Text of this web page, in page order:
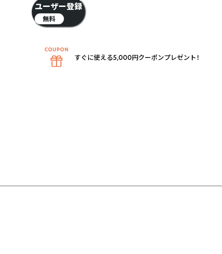
ユーザー登録
無料
すぐに使える5,000円クーポンプレゼント！